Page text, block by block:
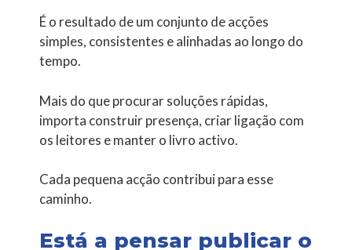
É o resultado de um conjunto de acções
simples, consistentes e alinhadas ao longo do
tempo.
Mais do que procurar soluções rápidas,
importa construir presença, criar ligação com
os leitores e manter o livro activo.
Cada pequena acção contribui para esse
caminho.
Está a pensar publicar o